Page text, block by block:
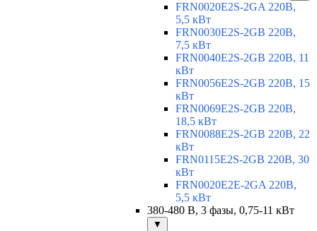
FRN0020E2S-2GA 220В,
5,5 кВт
FRN0030E2S-2GB 220В,
7,5 кВт
FRN0040E2S-2GB 220В, 11
кВт
FRN0056E2S-2GB 220В, 15
кВт
FRN0069E2S-2GB 220В,
18,5 кВт
FRN0088E2S-2GB 220В, 22
кВт
FRN0115E2S-2GB 220В, 30
кВт
FRN0020E2E-2GA 220В,
5,5 кВт
380-480 В, 3 фазы, 0,75-11 кВт
▼